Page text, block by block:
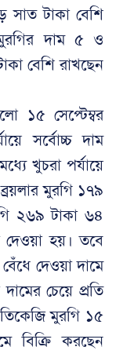
সাত টাকা বেশি
মুরগির দাম ৫ ও
বেশি রাখছেন
১৫ সেপ্টেম্বর
সর্বোচ্চ দাম
খুচরা পর্যায়ে
মুরগি ১৭৯
২৬৯ টাকা ৬৪
দেওয়া হয়। তবে
দেওয়া দামে
চেয়ে প্রতি
মুরগি ১৫
বিক্রি করছেন